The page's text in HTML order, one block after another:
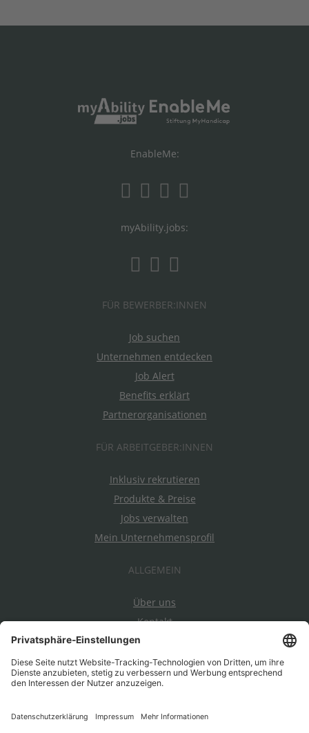
EnableMe:
myAbility.jobs:
FÜR BEWERBER:INNEN
Job suchen
Unternehmen entdecken
Job Alert
Benefits erklärt
Partnerorganisationen
FÜR ARBEITGEBER:INNEN
Inklusiv rekrutieren
Produkte & Preise
Jobs verwalten
Mein Unternehmensprofil
ALLGEMEIN
Über uns
Kontakt
Datenschutz
Impressum
AGBs